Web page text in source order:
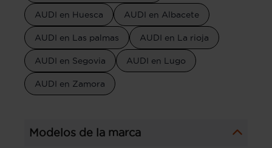
AUDI en Huesca AUDI en Albacete
AUDI en Las palmas AUDI en La rioja
AUDI en Segovia AUDI en Lugo
AUDI en Zamora
Modelos de la marca